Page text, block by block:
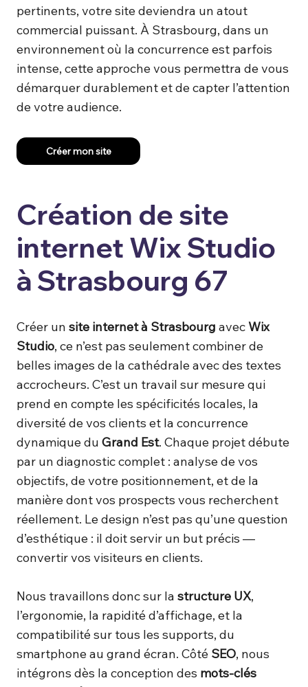
pertinents, votre site deviendra un atout
commercial puissant. À Strasbourg, dans un
environnement où la concurrence est parfois
intense, cette approche vous permettra de vous
démarquer durablement et de capter l’attention
de votre audience.
Créer mon site
Création de site
internet Wix Studio
à Strasbourg 67
Créer un site internet à Strasbourg avecWix
Studio, ce n’est pas seulement combiner de
belles images de la cathédrale avec des textes
accrocheurs. C’est un travail sur mesure qui
prend en compte les spécificités locales, la
diversité de vos clients et la concurrence
dynamique du Grand Est. Chaque projet débute
par un diagnostic complet : analyse de vos
objectifs, de votre positionnement, et de la
manière dont vos prospects vous recherchent
réellement. Le design n’est pas qu’une question
d’esthétique : il doit servir un but précis —
convertir vos visiteurs en clients.
Nous travaillons donc sur la structure UX,
l’ergonomie, la rapidité d’affichage, et la
compatibilité sur tous les supports, du
smartphone au grand écran. Côté SEO, nous
intégrons dès la conception des mots-clés